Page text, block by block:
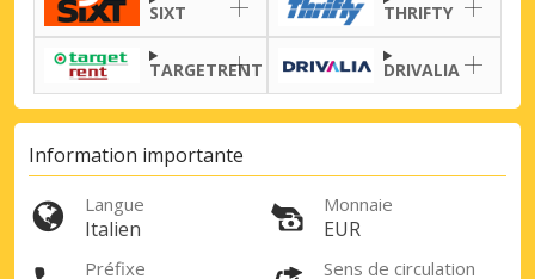
SIXT THRIFTY
TARGETRENT DRIVALIA
Information importante
Langue
Italien
Monnaie
EUR
Préfixe
Sens de circulation